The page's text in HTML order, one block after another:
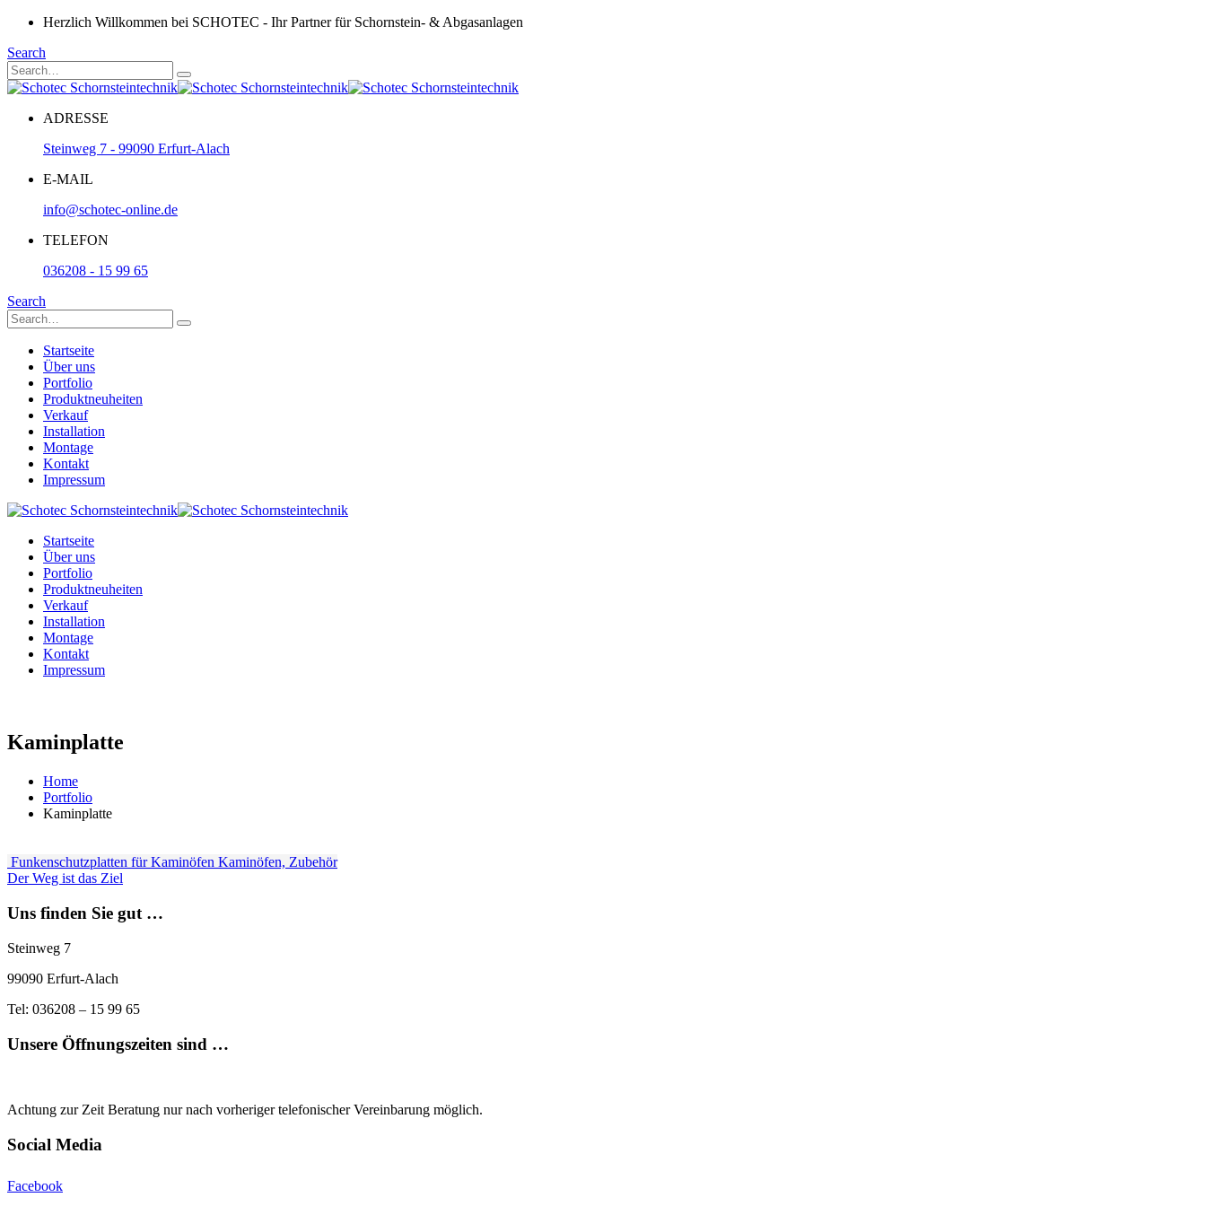
Herzlich Willkommen bei SCHOTEC - Ihr Partner für Schornstein- & Abgasanlagen
Search
ADRESSE
Steinweg 7 - 99090 Erfurt-Alach
E-MAIL
info@schotec-online.de
TELEFON
036208 - 15 99 65
Search
Startseite
Über uns
Portfolio
Produktneuheiten
Verkauf
Installation
Montage
Kontakt
Impressum
Startseite
Über uns
Portfolio
Produktneuheiten
Verkauf
Installation
Montage
Kontakt
Impressum
Kaminplatte
Home
Portfolio
Kaminplatte
Funkenschutzplatten für Kaminöfen Kaminöfen, Zubehör
Der Weg ist das Ziel
Uns finden Sie gut …
Steinweg 7
99090 Erfurt-Alach
Tel: 036208 – 15 99 65
Unsere Öffnungszeiten sind …
Achtung zur Zeit Beratung nur nach vorheriger telefonischer Vereinbarung möglich.
Social Media
Facebook